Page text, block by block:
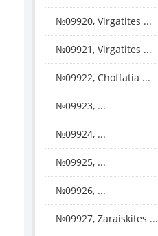
№09920, Virgatites ...
№09921, Virgatites ...
№09922, Choffatia ...
№09923, ...
№09924, ...
№09925, ...
№09926, ...
№09927, Zaraiskites ...